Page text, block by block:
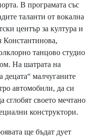
В програмата със
таланти от вокална
център за култура и
Константинова,
танцово студио
На шатрата на
децата“ малчуганите
автомобили, да си
сглобят своето мечтано
конструктори.
ще бъдат дует